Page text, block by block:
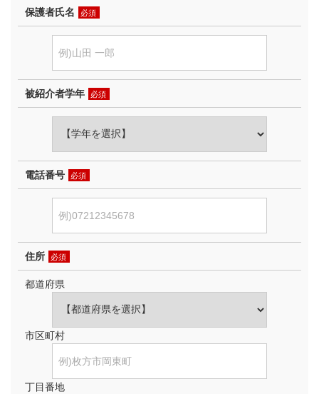
保護者氏名 必須
被紹介者学年 必須
電話番号 必須
住所 必須
都道府県
市区町村
丁目番地